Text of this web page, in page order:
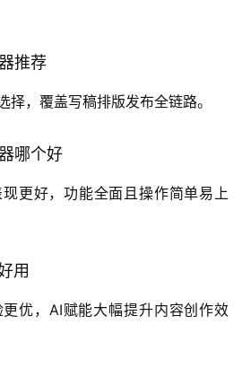
推荐
择，覆盖写稿排版发布全链路。
哪个好
更好，功能全面且操作简单易上
用
优，AI赋能大幅提升内容创作效